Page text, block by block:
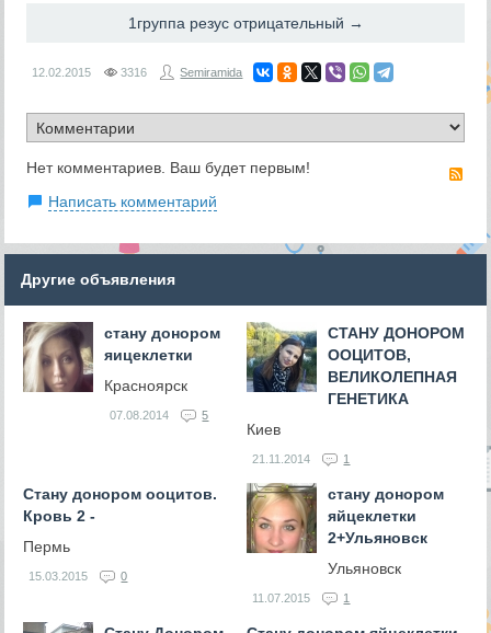
1группа резус отрицательный →
12.02.2015 3316 Semiramida
Нет комментариев. Ваш будет первым!
Написать комментарий
Другие объявления
стану донором
яицеклетки
Красноярск
07.08.2014 5
СТАНУ ДОНОРОМ
ООЦИТОВ,
ВЕЛИКОЛЕПНАЯ
ГЕНЕТИКА
Киев
21.11.2014 1
Стану донором ооцитов.
Кровь 2 -
Пермь
15.03.2015 0
стану донором
яйцеклетки
2+Ульяновск
Ульяновск
11.07.2015 1